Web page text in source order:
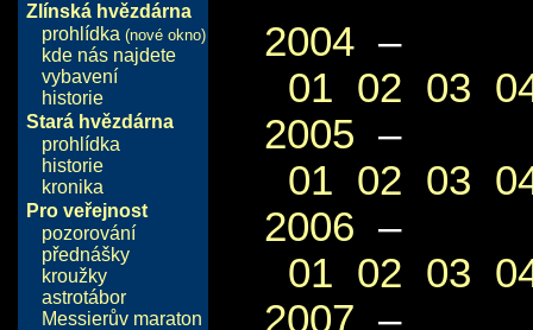
Zlínská hvězdárna
prohlídka (nové okno)
kde nás najdete
vybavení
historie
Stará hvězdárna
prohlídka
historie
kronika
Pro veřejnost
pozorování
přednášky
kroužky
astrotábor
Messierův maraton
2004 –
01 02 03
2005 –
01 02 03
2006 –
01 02 03
2007 –